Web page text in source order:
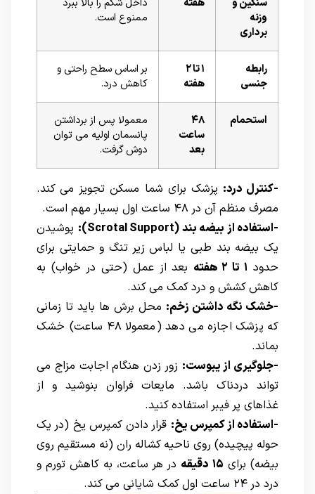
سنگین و
وزنه
برداری
هفته
داخل شکم را بالا ببرد
ممنوع است.
رابطه
جنسی
۱ تا ۲
هفته
بر اساس سطح راحتی و
کاهش درد.
استحمام
۴۸
ساعت
بعد
معمولا پس از برداشتن
پانسمان اولیه می توان
دوش گرفت.
-کنترل درد: پزشک برای شما مسکن تجویز می کند.
مصرف منظم آن در ۴۸ ساعت اول بسیار مهم است.
-استفاده از بیضه بند (Scrotal Support):
پوشیدن
یک بیضه بند طبی یا لباس زیر تنگ و حمایتی برای
حدود ۱ تا ۲ هفته
بعد از عمل (حتی در خواب) به
کاهش کشش و درد کمک می کند.
-خشک نگه داشتن زخم: محل برش ها باید تا زمانی
که پزشک اجازه می دهد (معمولا ۴۸ ساعت) خشک
بماند.
-جلوگیری از یبوست: زور زدن هنگام اجابت مزاج می
تواند دردناک باشد. مایعات فراوان بنوشید و از
غذاهای پر فیبر استفاده کنید.
-استفاده از کمپرس یخ: قرار دادن کمپرس یخ (در یک
حوله پیچیده) روی ناحیه کشاله ران (نه مستقیم روی
بیضه) برای ۱۵ دقیقه
در هر ساعت، به کاهش تورم و
درد در ۲۴ ساعت اول کمک شایانی می کند.